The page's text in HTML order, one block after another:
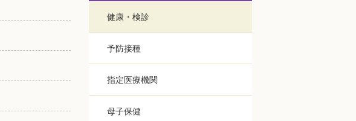
健康・検診
予防接種
指定医療機関
母子保健